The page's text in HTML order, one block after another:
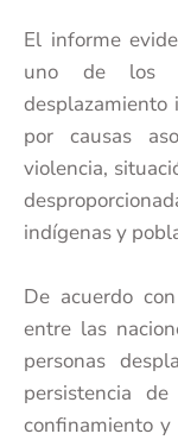
El informe
uno de los
por causas
violencia,
indígenas y
De acuerdo
entre las
personas
persistencia
confinamiento